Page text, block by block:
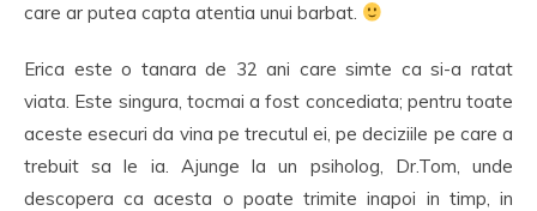
care ar putea capta atentia unui barbat.
Erica este o tanara de 32 ani care simte ca si-a ratat
viata. Este singura, tocmai a fost concediata; pentru toate
aceste esecuri da vina pe trecutul ei, pe deciziile pe care a
trebuit sa le ia. Ajunge la un psiholog, Dr.Tom, unde
descopera ca acesta o poate trimite inapoi in timp, in